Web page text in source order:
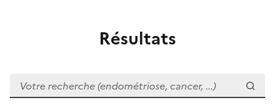
Résultats
Votre recherche (endométriose, cancer, ...)